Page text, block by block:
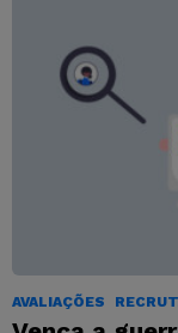
AVALIAÇÕES